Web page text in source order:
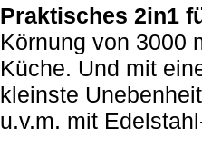
Praktisches 2in1
Körnung von 3000
Küche. Und mit
kleinste
u.v.m. mit